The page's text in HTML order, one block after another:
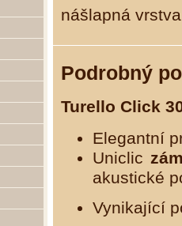
nášlapná
Podrobný
Turello Click
Elegantní
Uniclic
akustické
Vynikající